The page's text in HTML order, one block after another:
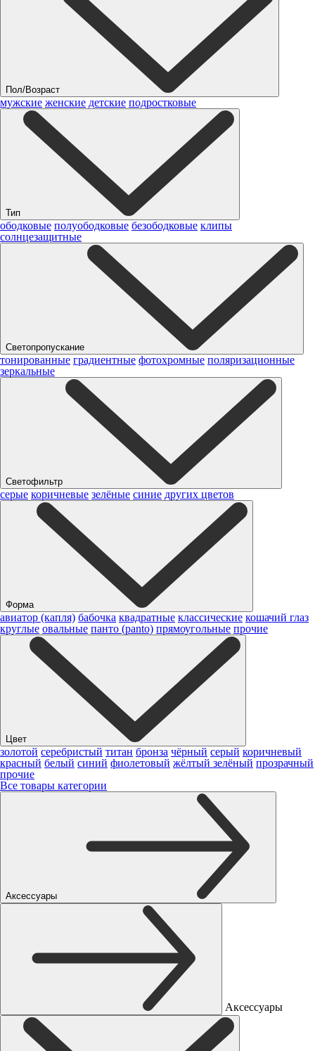
Пол/Возраст
мужские женские детские подростковые
Тип
ободковые полуободковые безободковые клипы
солнцезащитные
Светопропускание
тонированные градиентные фотохромные поляризационные
зеркальные
Светофильтр
серые коричневые зелёные синие других цветов
Форма
авиатор (капля) бабочка квадратные классические кошачий глаз
круглые овальные панто (panto) прямоугольные прочие
Цвет
золотой серебристый титан бронза чёрный серый коричневый
красный белый синий фиолетовый жёлтый зелёный прозрачный
прочие
Все товары категории
Аксессуары
Аксессуары